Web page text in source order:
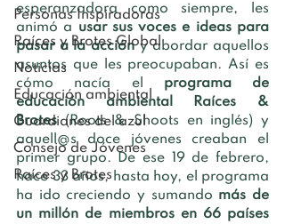
Personas Inspiradoras
Raíces y Brotes Global
Noticias
Educación ambiental
Guardianes del azul
Consejo de Jóvenes
Raíces y Brotes
esperanzadora como siempre, les
animó a usar sus voces e ideas para
pasar a la acción y abordar aquellos
asuntos que les preocupaban. Así es
cómo nacía el programa de
educación ambiental Raíces &
Brotes (Roots & Shoots en inglés) y
aquell@s doce jóvenes creaban el
primer grupo. De ese 19 de febrero,
hace 33 años, hasta hoy, el programa
ha ido creciendo y sumando más de
un millón de miembros en 66 países